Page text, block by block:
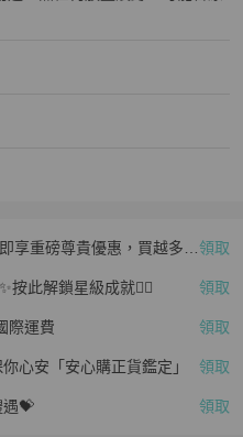
享重磅尊貴優惠，買越多、 領取
按此解鎖星級成就👆🏻 領取
際運費 領取
心安「安心購正貨鑑定」 領取
💝 領取